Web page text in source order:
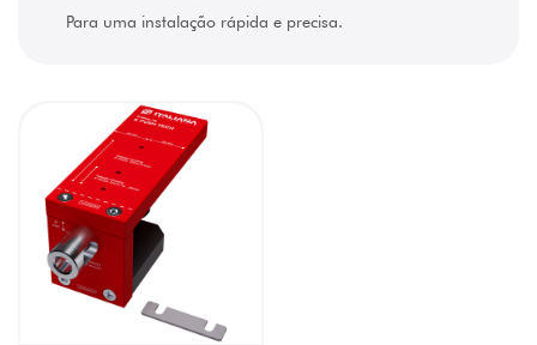
Para uma instalação rápida e precisa.